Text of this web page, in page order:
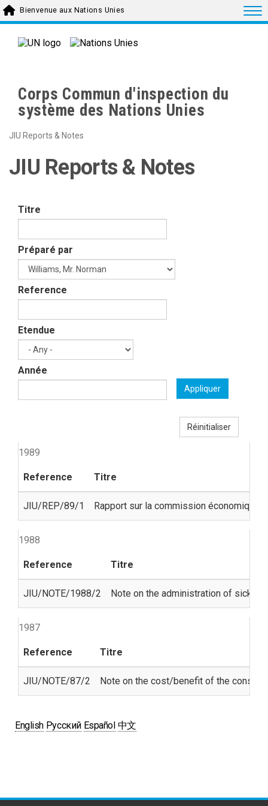
Skip to main content
Bienvenue aux Nations Unies
Corps Commun d'inspection du
système des Nations Unies
JIU Reports & Notes
JIU Reports & Notes
Titre
Préparé par
Reference
Etendue
Année
Appliquer
Réinitialiser
1989
Reference Titre
JIU/REP/89/1 Rapport sur la commission économique
1988
Reference Titre
JIU/NOTE/1988/2 Note on the administration of sick
1987
Reference Titre
JIU/NOTE/87/2 Note on the cost/benefit of the
English Русский Español 中文